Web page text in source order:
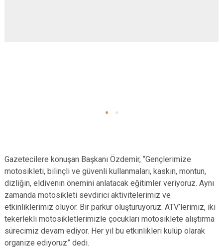
Gazetecilere konuşan Başkanı Özdemir, “Gençlerimize
motosikleti, bilinçli ve güvenli kullanmaları, kaskın, montun,
dizliğin, eldivenin önemini anlatacak eğitimler veriyoruz. Aynı
zamanda motosikleti sevdirici aktivitelerimiz ve
etkinliklerimiz oluyor. Bir parkur oluşturuyoruz. ATV’lerimiz, iki
tekerlekli motosikletlerimizle çocukları motosiklete alıştırma
sürecimiz devam ediyor. Her yıl bu etkinlikleri kulüp olarak
organize ediyoruz” dedi.